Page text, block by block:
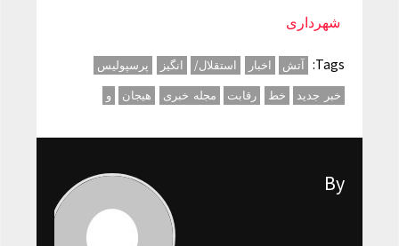
شهرداری
Tags: آتش اخبار استقلال/ انگیز
پرسپولیس
خبر جدید
خط رقابت مجله خبری هیجان و
By